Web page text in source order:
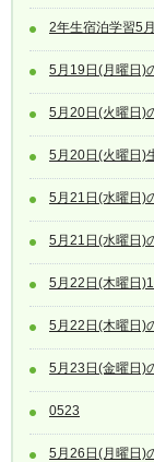
2年生宿泊学習5
5月19日(月曜日)
5月20日(火曜日)
5月20日(火曜日)
5月21日(水曜日)
5月21日(水曜日)
5月22日(木曜日
5月22日(木曜日)
5月23日(金曜日)
0523
5月26日(月曜日)